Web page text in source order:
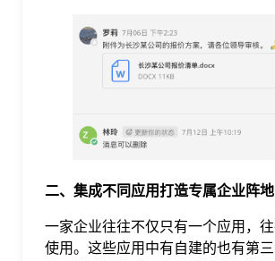
二、 集成不同应用打造专属企业阵地
一家企业往往不仅只有一个应用，
使用。这些应用中有自建的也有第